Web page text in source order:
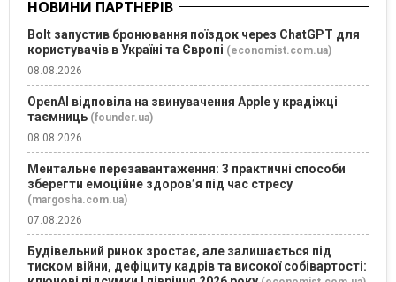
НОВИНИ ПАРТНЕРІВ
Bolt запустив бронювання поїздок через ChatGPT для
користувачів в Україні та Європі (economist.com.ua)
08.08.2026
OpenAI відповіла на звинувачення Apple у крадіжці
таємниць (founder.ua)
08.08.2026
Ментальне перезавантаження: 3 практичні способи
зберегти емоційне здоров’я під час стресу
(margosha.com.ua)
07.08.2026
Будівельний ринок зростає, але залишається під
тиском війни, дефіциту кадрів та високої собівартості: